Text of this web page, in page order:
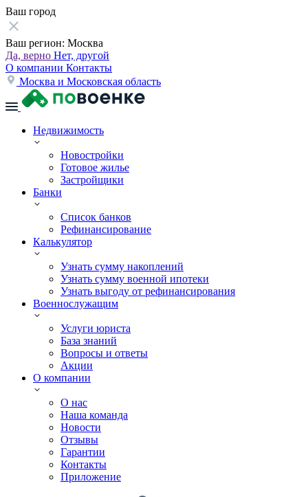
Ваш город
Ваш регион: Москва
Да, верно Нет, другой
О компании Контакты
Москва и Московская область
Недвижимость
Новостройки
Готовое жилье
Застройщики
Банки
Список банков
Рефинансирование
Калькулятор
Узнать сумму накоплений
Узнать сумму военной ипотеки
Узнать выгоду от рефинансирования
Военнослужащим
Услуги юриста
База знаний
Вопросы и ответы
Акции
О компании
О нас
Наша команда
Новости
Отзывы
Гарантии
Контакты
Приложение